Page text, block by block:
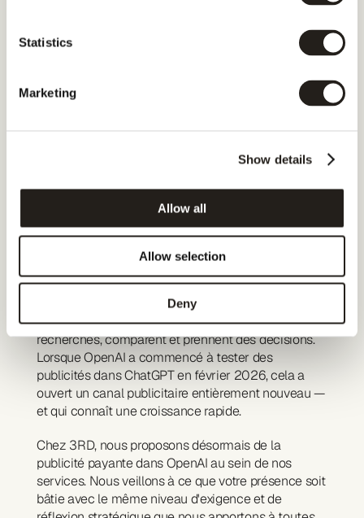
Statistics
Marketing
Show details
Allow all
Allow selection
Deny
Publié le
Isabella Willumsen
En seulement quelques années, ChatGPT est passé
du statut d'expérience à celui de lieu
incontournable où les gens effectuent des
recherches, comparent et prennent des décisions.
Lorsque OpenAI a commencé à tester des
publicités dans ChatGPT en février 2026, cela a
ouvert un canal publicitaire entièrement nouveau —
et qui connaît une croissance rapide.
Chez 3RD, nous proposons désormais de la
publicité payante dans OpenAI au sein de nos
services. Nous veillons à ce que votre présence soit
bâtie avec le même niveau d'exigence et de